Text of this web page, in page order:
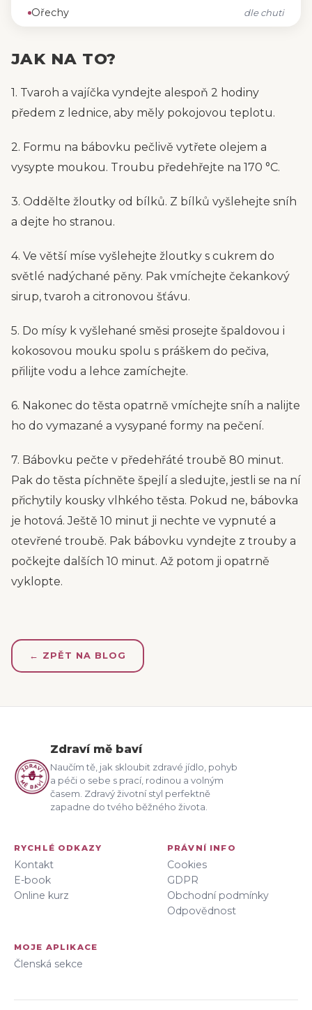
Ořechy dle chuti
JAK NA TO?
1. Tvaroh a vajíčka vyndejte alespoň 2 hodiny
předem z lednice, aby měly pokojovou teplotu.
2. Formu na bábovku pečlivě vytřete olejem a
vysypte moukou. Troubu předehřejte na 170 °C.
3. Oddělte žloutky od bílků. Z bílků vyšlehejte sníh
a dejte ho stranou.
4. Ve větší míse vyšlehejte žloutky s cukrem do
světlé nadýchané pěny. Pak vmíchejte čekankový
sirup, tvaroh a citronovou šťávu.
5. Do mísy k vyšlehané směsi prosejte špaldovou i
kokosovou mouku spolu s práškem do pečiva,
přilijte vodu a lehce zamíchejte.
6. Nakonec do těsta opatrně vmíchejte sníh a nalijte
ho do vymazané a vysypané formy na pečení.
7. Bábovku pečte v předehřáté troubě 80 minut.
Pak do těsta píchněte špejlí a sledujte, jestli se na ní
přichytily kousky vlhkého těsta. Pokud ne, bábovka
je hotová. Ještě 10 minut ji nechte ve vypnuté a
otevřené troubě. Pak bábovku vyndejte z trouby a
počkejte dalších 10 minut. Až potom ji opatrně
vyklopte.
← ZPĚT NA BLOG
Zdraví mě baví
Naučím tě, jak skloubit zdravé jídlo, pohyb
a péči o sebe s prací, rodinou a volným
časem. Zdravý životní styl perfektně
zapadne do tvého běžného života.
RYCHLÉ ODKAZY
Kontakt
E-book
Online kurz
PRÁVNÍ INFO
Cookies
GDPR
Obchodní podmínky
Odpovědnost
MOJE APLIKACE
Členská sekce